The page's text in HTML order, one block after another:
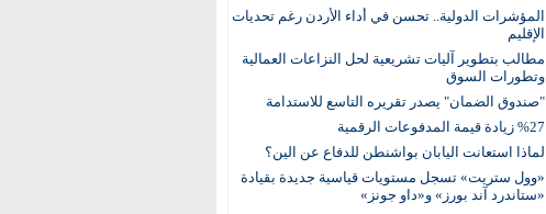
المؤشرات الدولية.. تحسن في أداء الأردن رغم تحديات
الإقليم
مطالب بتطوير آليات تشريعية لحل النزاعات العمالية
وتطورات السوق
"صندوق الضمان" يصدر تقريره التاسع للاستدامة
%27 زيادة قيمة المدفوعات الرقمية
لماذا استعانت اليابان بواشنطن للدفاع عن الين؟
«وول ستريت» تسجل مستويات قياسية جديدة بقيادة
«ستاندرد آند بورز» و«داو جونز»